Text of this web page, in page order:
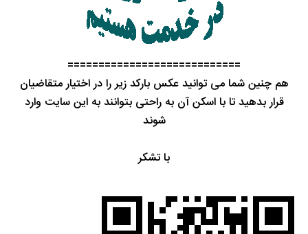
============================
هم چنین شما می توانید عکس بارکد زیر را در اختیار متقاضیان
قرار بدهید تا با اسکن آن به راحتی بتوانند به این سایت وارد
شوند
با تشکر